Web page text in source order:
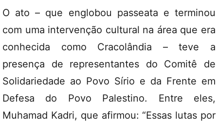
O ato – que englobou passeata e terminou
com uma intervenção cultural na área que era
conhecida como Cracolândia – teve a
presença de representantes do Comitê de
Solidariedade ao Povo Sírio e da Frente em
Defesa do Povo Palestino. Entre eles,
Muhamad Kadri, que afirmou: “Essas lutas por